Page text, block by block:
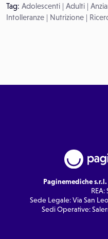
Tag: Adolescenti | Adulti |
Intolleranze | Nutrizione |
Paginemediche s.r.l.
REA:
Sede Legale: Via San
Sedi Operative: